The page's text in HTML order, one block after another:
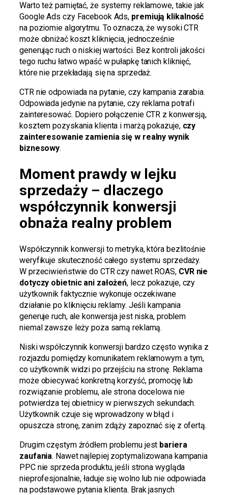
Warto też pamiętać, że systemy reklamowe, takie jak
Google Ads czy Facebook Ads, premiują klikalność
na poziomie algorytmu. To oznacza, że wysoki CTR
może obniżać koszt kliknięcia, jednocześnie
generując ruch o niskiej wartości. Bez kontroli jakości
tego ruchu łatwo wpaść w pułapkę tanich kliknięć,
które nie przekładają się na sprzedaż.
CTR nie odpowiada na pytanie, czy kampania zarabia.
Odpowiada jedynie na pytanie, czy reklama potrafi
zainteresować. Dopiero połączenie CTR z konwersją,
kosztem pozyskania klienta i marżą pokazuje, czy
zainteresowanie zamienia się w realny wynik
biznesowy.
Moment prawdy w lejku
sprzedaży – dlaczego
współczynnik konwersji
obnaża realny problem
Współczynnik konwersji to metryka, która bezlitośnie
weryfikuje skuteczność całego systemu sprzedaży.
W przeciwieństwie do CTR czy nawet ROAS, CVR nie
dotyczy obietnic ani założeń, lecz pokazuje, czy
użytkownik faktycznie wykonuje oczekiwane
działanie po kliknięciu reklamy. Jeśli kampania
generuje ruch, ale konwersja jest niska, problem
niemal zawsze leży poza samą reklamą.
Niski współczynnik konwersji bardzo często wynika z
rozjazdu pomiędzy komunikatem reklamowym a tym,
co użytkownik widzi po przejściu na stronę. Reklama
może obiecywać konkretną korzyść, promocję lub
rozwiązanie problemu, ale strona docelowa nie
potwierdza tej obietnicy w pierwszych sekundach.
Użytkownik czuje się wprowadzony w błąd i
opuszcza stronę, zanim zdąży zapoznać się z ofertą.
Drugim częstym źródłem problemu jest bariera
zaufania. Nawet najlepiej zoptymalizowana kampania
PPC nie sprzeda produktu, jeśli strona wygląda
nieprofesjonalnie, ładuje się wolno lub nie odpowiada
na podstawowe pytania klienta. Brak jasnych